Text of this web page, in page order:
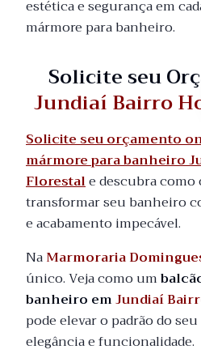
estética e segurança em
mármore para banheiro.
Solicite seu
Jundiaí Bairro
Solicite seu orçamento
mármore para banheiro
Florestale descubra como
transformar seu banheiro
e acabamento impecável.
NaMarmoraria
único. Veja como um
banheiro emJundiaí
pode elevar o padrão do
elegância e funcionalidade.